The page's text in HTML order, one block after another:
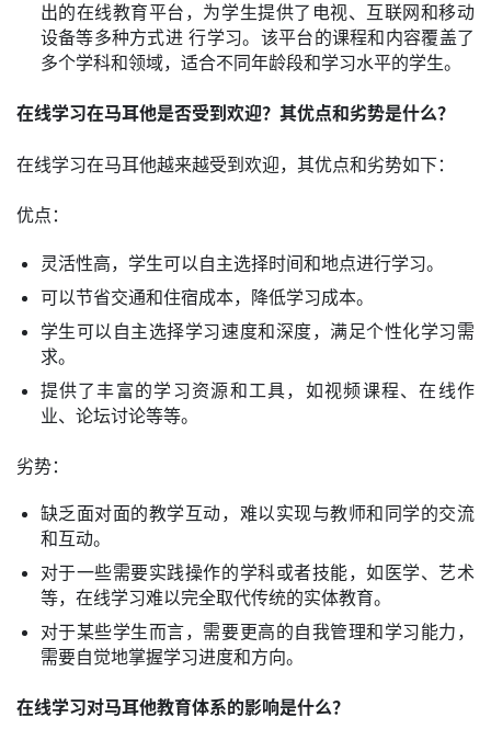
出的在线教育平台，为学生提供了电视、互联网和移动
设备等多种方式进 行学习。该平台的课程和内容覆盖了
多个学科和领域，适合不同年龄段和学习水平的学生。
在线学习在马耳他是否受到欢迎？其优点和劣势是什么？
在线学习在马耳他越来越受到欢迎，其优点和劣势如下：
优点：
灵活性高，学生可以自主选择时间和地点进行学习。
可以节省交通和住宿成本，降低学习成本。
学生可以自主选择学习速度和深度，满足个性化学习需
求。
提供了丰富的学习资源和工具，如视频课程、在线作
业、论坛讨论等等。
劣势：
缺乏面对面的教学互动，难以实现与教师和同学的交流
和互动。
对于一些需要实践操作的学科或者技能，如医学、艺术
等，在线学习难以完全取代传统的实体教育。
对于某些学生而言，需要更高的自我管理和学习能力，
需要自觉地掌握学习进度和方向。
在线学习对马耳他教育体系的影响是什么？